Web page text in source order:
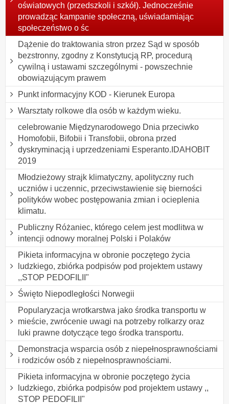
oświatowych (przedszkoli i szkół). Jednocześnie
prowadząc kampanie społeczną, uświadamiając
społeczeństwo o śc
Dążenie do traktowania stron przez Sąd w sposób
bezstronny, zgodny z Konstytucją RP, procedurą
cywilną i ustawami szczególnymi - powszechnie
obowiązującym prawem
Punkt informacyjny KOD - Kierunek Europa
Warsztaty rolkowe dla osób w każdym wieku.
celebrowanie Międzynarodowego Dnia przeciwko
Homofobii, Bifobii i Transfobii, obrona przed
dyskryminacją i uprzedzeniami Esperanto.IDAHOBIT
2019
Młodzieżowy strajk klimatyczny, apolityczny ruch
uczniów i uczennic, przeciwstawienie się bierności
polityków wobec postępowania zmian i ocieplenia
klimatu.
Publiczny Różaniec, którego celem jest modlitwa w
intencji odnowy moralnej Polski i Polaków
Pikieta informacyjna w obronie poczętego życia
ludzkiego, zbiórka podpisów pod projektem ustawy
,,STOP PEDOFILII"
Święto Niepodległości Norwegii
Popularyzacja wrotkarstwa jako środka transportu w
mieście, zwrócenie uwagi na potrzeby rolkarzy oraz
luki prawne dotyczące tego środka transportu.
Demonstracja wsparcia osób z niepełnosprawnościami
i rodziców osób z niepełnosprawnościami.
Pikieta informacyjna w obronie poczętego życia
ludzkiego, zbiórka podpisów pod projektem ustawy ,,
STOP PEDOFILII"